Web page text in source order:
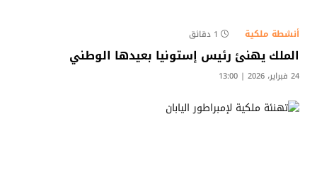
أنشطة ملكية 1 دقائق
الملك يهنئ رئيس إستونيا بعيدها الوطني
24 فبراير، 2026 | 13:00